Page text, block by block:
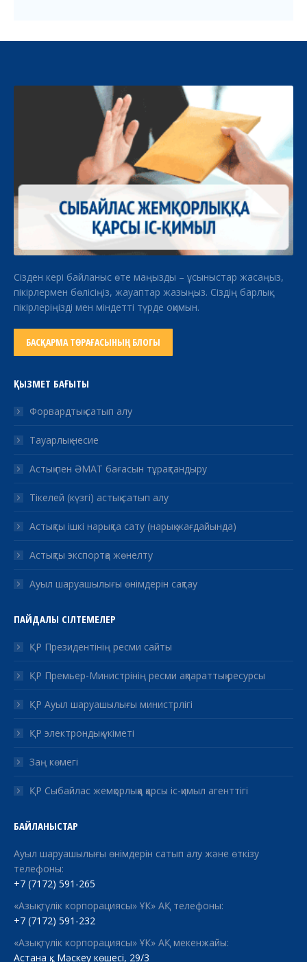
Сізден кері байланыс өте маңызды – ұсыныстар жасаңыз,
пікірлермен бөлісіңіз, жауаптар жазыңыз. Сіздің барлық
пікірлеріңізді мен міндетті түрде оқимын.
БАСҚАРМА ТӨРАҒАСЫНЫҢ БЛОГЫ
ҚЫЗМЕТ БАҒЫТЫ
Форвардтық сатып алу
Тауарлық несие
Астық пен ӘМАТ бағасын тұрақтандыру
Тікелей (күзгі) астық сатып алу
Астықты ішкі нарықта сату (нарық жағдайында)
Астықты экспортқа жөнелту
Ауыл шаруашылығы өнімдерін сақтау
ПАЙДАЛЫ СІЛТЕМЕЛЕР
ҚР Президентінің ресми сайты
ҚР Премьер-Министрінің ресми ақпараттық ресурсы
ҚР Ауыл шаруашылығы министрлігі
ҚР электрондық үкіметі
Заң көмегі
ҚР Сыбайлас жемқорлыққа қарсы іс-қимыл агенттігі
БАЙЛАНЫСТАР
Ауыл шаруашылығы өнімдерін сатып алу және өткізу
телефоны:
+7 (7172) 591-265
«Азық-түлік корпорациясы» ҰК» АҚ телефоны:
+7 (7172) 591-232
«Азық-түлік корпорациясы» ҰК» АҚ мекенжайы:
Астана қ., Мәскеу көшесі, 29/3